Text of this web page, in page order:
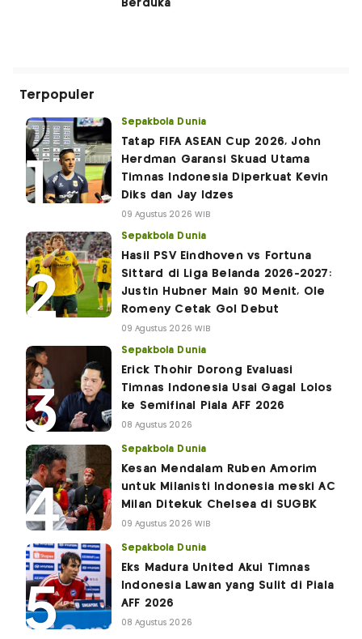
Berduka
Terpopuler
Sepakbola Dunia
Tatap FIFA ASEAN Cup 2026, John
Herdman Garansi Skuad Utama
Timnas Indonesia Diperkuat Kevin
Diks dan Jay Idzes
09 Agustus 2026 WIB
Sepakbola Dunia
Hasil PSV Eindhoven vs Fortuna
Sittard di Liga Belanda 2026-2027:
Justin Hubner Main 90 Menit, Ole
Romeny Cetak Gol Debut
09 Agustus 2026 WIB
Sepakbola Dunia
Erick Thohir Dorong Evaluasi
Timnas Indonesia Usai Gagal Lolos
ke Semifinal Piala AFF 2026
08 Agustus 2026
Sepakbola Dunia
Kesan Mendalam Ruben Amorim
untuk Milanisti Indonesia meski AC
Milan Ditekuk Chelsea di SUGBK
09 Agustus 2026 WIB
Sepakbola Dunia
Eks Madura United Akui Timnas
Indonesia Lawan yang Sulit di Piala
AFF 2026
08 Agustus 2026